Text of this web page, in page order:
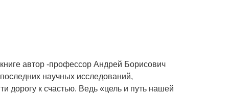
автор -профессор Андрей Борисович
научных исследований,
дорогу к счастью. Ведь «цель и путь нашей